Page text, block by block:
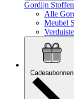
Gordijn
Alle
Meubel
Cadeaubonnen